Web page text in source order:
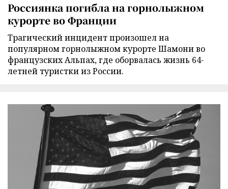
Россиянка погибла на горнолыжном
курорте во Франции
Трагический инцидент произошел на
популярном горнолыжном курорте Шамони во
французских Альпах, где оборвалась жизнь 64-
летней туристки из России.